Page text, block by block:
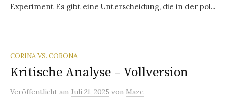
Experiment Es gibt eine Unterscheidung, die in der pol...
CORINA VS. CORONA
Kritische Analyse – Vollversion
Veröffentlicht am Juli 21, 2025 von Maze